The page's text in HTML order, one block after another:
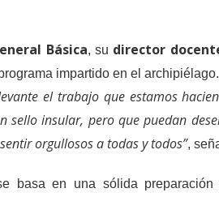
Básica, su director
impartido en el archipiélago.
el trabajo que estamos
sello insular, pero que puedan
orgullosos a todas y todos”,
basa en una sólida preparación